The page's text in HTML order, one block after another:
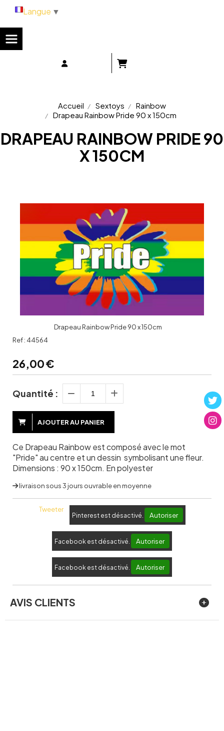
Accueil Sextoys
Rainbow
Drapeau Rainbow Pride 90 x 150cm
DRAPEAU RAINBOW PRIDE 90
X 150CM
Drapeau Rainbow Pride 90 x 150cm
Ref : 44564
26,00€
Quantité :
AJOUTER AU PANIER
Ce Drapeau Rainbow est composé avec le mot
"Pride" au centre et un dessin symbolisant une fleur.
Dimensions : 90 x 150cm. En polyester
livraison sous 3 jours ouvrable en moyenne
Tweeter
Pinterest est désactivé. Autoriser
Facebook est désactivé. Autoriser
Facebook est désactivé. Autoriser
AVIS CLIENTS
Langue ▼